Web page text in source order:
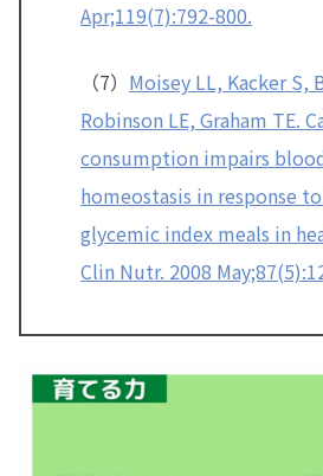
Apr;119(7):792-800.
（7） Moisey LL, Kacker S,
Robinson LE, Graham TE.
consumption impairs
homeostasis in response
glycemic index meals in
Clin Nutr. 2008